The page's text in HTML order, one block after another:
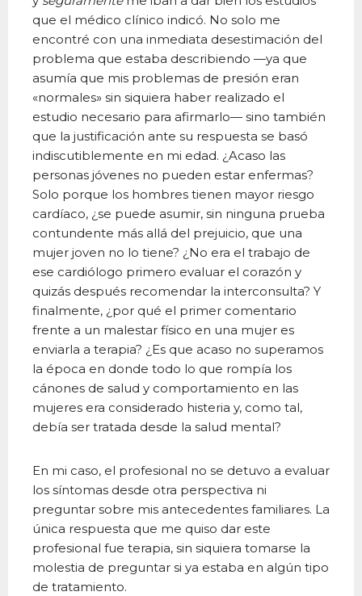
que el médico clínico indicó. No solo me
encontré con una inmediata desestimación del
problema que estaba describiendo —ya que
asumía que mis problemas de presión eran
«normales» sin siquiera haber realizado el
estudio necesario para afirmarlo— sino también
que la justificación ante su respuesta se basó
indiscutiblemente en mi edad. ¿Acaso las
personas jóvenes no pueden estar enfermas?
Solo porque los hombres tienen mayor riesgo
cardíaco, ¿se puede asumir, sin ninguna prueba
contundente más allá del prejuicio, que una
mujer joven no lo tiene? ¿No era el trabajo de
ese cardiólogo primero evaluar el corazón y
quizás después recomendar la interconsulta? Y
finalmente, ¿por qué el primer comentario
frente a un malestar físico en una mujer es
enviarla a terapia? ¿Es que acaso no superamos
la época en donde todo lo que rompía los
cánones de salud y comportamiento en las
mujeres era considerado histeria y, como tal,
debía ser tratada desde la salud mental?
En mi caso, el profesional no se detuvo a evaluar
los síntomas desde otra perspectiva ni
preguntar sobre mis antecedentes familiares. La
única respuesta que me quiso dar este
profesional fue terapia, sin siquiera tomarse la
molestia de preguntar si ya estaba en algún tipo
de tratamiento.